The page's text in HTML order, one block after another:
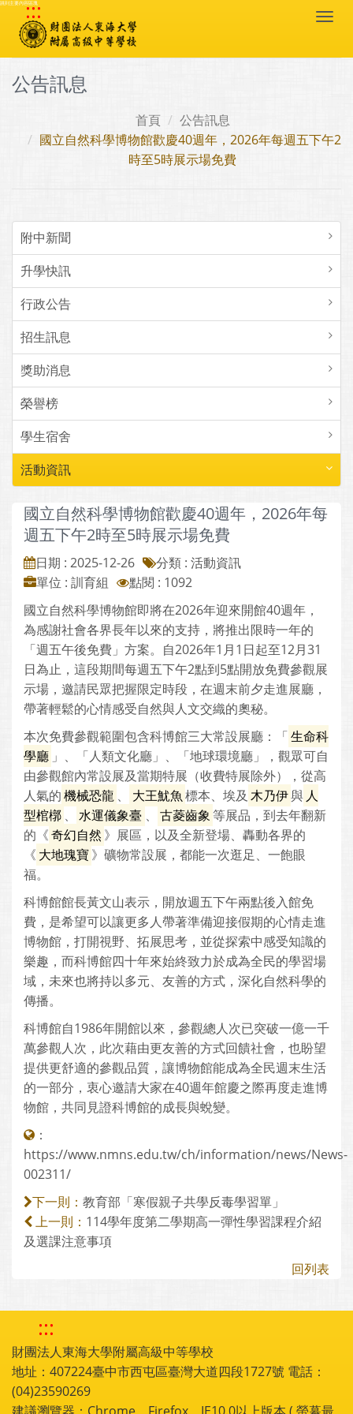
跳到主要內容區塊
:::
公告訊息
首頁
公告訊息
國立自然科學博物館歡慶40週年，2026年每週五下午2
時至5時展示場免費
附中新聞
升學快訊
行政公告
招生訊息
獎助消息
榮譽榜
學生宿舍
活動資訊
國立自然科學博物館歡慶40週年，2026年每
週五下午2時至5時展示場免費
日期 : 2025-12-26
分類 : 活動資訊
單位 : 訓育組
點閱 : 1092
國立自然科學博物館即將在2026年迎來開館40週年，
為感謝社會各界長年以來的支持，將推出限時一年的
「週五午後免費」方案。自2026年1月1日起至12月31
日為止，這段期間每週五下午2點到5點開放免費參觀展
示場，邀請民眾把握限定時段，在週末前夕走進展廳，
帶著輕鬆的心情感受自然與人文交織的奧秘。
本次免費參觀範圍包含科博館三大常設展廳：「生命科
學廳 」、「人類文化廳」、「地球環境廳」，觀眾可自
由參觀館內常設展及當期特展（收費特展除外），從高
人氣的機械恐龍 、 大王魷魚標本、埃及 木乃伊與 人
型棺槨 、 水運儀象臺 、 古菱齒象 等展品，到去年翻新
的《奇幻自然 》展區，以及全新登場、轟動各界的
《 大地瑰寶》礦物常設展，都能一次逛足、一飽眼
福。
科博館館長黃文山表示，開放週五下午兩點後入館免
費，是希望可以讓更多人帶著準備迎接假期的心情走進
博物館，打開視野、拓展思考，並從探索中感受知識的
樂趣，而科博館四十年來始終致力於成為全民的學習場
域，未來也將持以多元、友善的方式，深化自然科學的
傳播。
科博館自1986年開館以來，參觀總人次已突破一億一千
萬參觀人次，此次藉由更友善的方式回饋社會，也盼望
提供更舒適的參觀品質，讓博物館能成為全民週末生活
的一部分，衷心邀請大家在40週年館慶之際再度走進博
物館，共同見證科博館的成長與蛻變。
：
https://www.nmns.edu.tw/ch/information/news/News-
002311/
下一則： 教育部「寒假親子共學反毒學習單」
上一則： 114學年度第二學期高一彈性學習課程介紹
及選課注意事項
回列表
:::
財團法人東海大學附屬高級中等學校
地址：407224臺中市西屯區臺灣大道四段1727號 電話：
(04)23590269